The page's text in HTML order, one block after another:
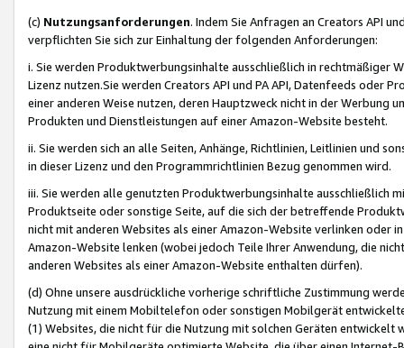
(c) Nutzungsanforderungen. Indem Sie Anfragen an Creators API
verpflichten Sie sich zur Einhaltung der folgenden Anforderungen:
i. Sie werden Produktwerbungsinhalte ausschließlich in rechtmäßiger
Lizenz nutzen.Sie werden Creators API und PA API, Datenfeeds oder
einer anderen Weise nutzen, deren Hauptzweck nicht in der Werbung
Produkten und Dienstleistungen auf einer Amazon-Website besteht.
ii. Sie werden sich an alle Seiten, Anhänge, Richtlinien, Leitlinien und
in dieser Lizenz und den Programmrichtlinien Bezug genommen wird.
iii. Sie werden alle genutzten Produktwerbungsinhalte ausschließlich
Produktseite oder sonstige Seite, auf die sich der betreffende
nicht mit anderen Websites als einer Amazon-Website verlinken oder
Amazon-Website lenken (wobei jedoch Teile Ihrer Anwendung, die
anderen Websites als einer Amazon-Website enthalten dürfen).
(d) Ohne unsere ausdrückliche vorherige schriftliche Zustimmung
Nutzung mit einem Mobiltelefon oder sonstigen Mobilgerät
(1) Websites, die nicht für die Nutzung mit solchen Geräten